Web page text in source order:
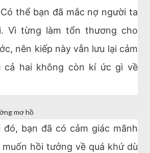
thể bạn đã mắc nợ người ta
Vì từng làm tổn thương cho
nên kiếp này vẫn lưu lại cảm
cả hai không còn kí ức gì về
mơ hồ
đó, bạn đã có cảm giác mãnh
hồi tưởng về quá khứ dù